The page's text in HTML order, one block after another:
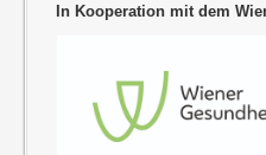
In Kooperation mit dem